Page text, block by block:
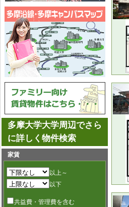
多摩大学大学周辺でさら
に詳しく物件検索
家賃
以上～
以下
共益費・管理費を含む